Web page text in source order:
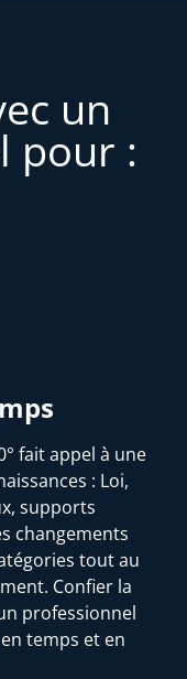
un
pour :
fait appel à une
: Loi,
supports
changements
tout au
Confier la
professionnel
temps et en